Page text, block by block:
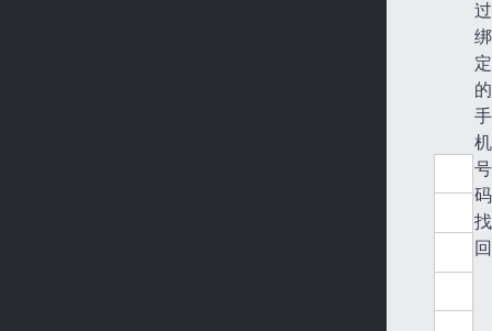
过
绑
定
的
手
机
号
码
找